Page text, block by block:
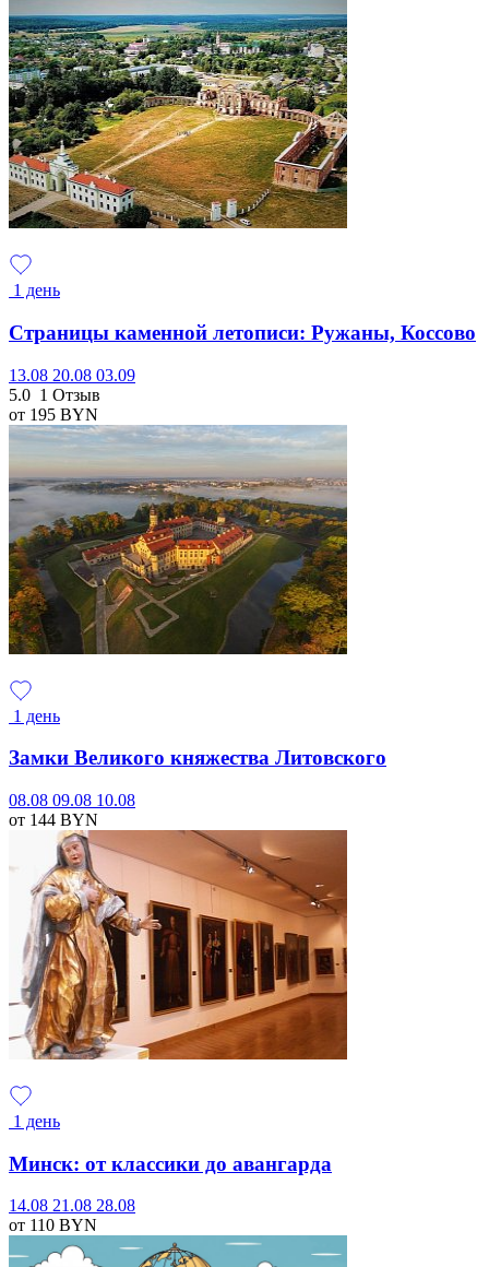
1 день
Страницы каменной летописи: Ружаны, Коссово
13.08 20.08 03.09
5.0 1 Отзыв
от 195 BYN
1 день
Замки Великого княжества Литовского
08.08 09.08 10.08
от 144 BYN
1 день
Минск: от классики до авангарда
14.08 21.08 28.08
от 110 BYN